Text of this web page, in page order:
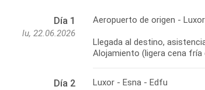
Día 1
lu, 22.06.2026
Aeropuerto de origen - Luxor
Llegada al destino,
Alojamiento (ligera cena fría
Día 2 Luxor - Esna - Edfu